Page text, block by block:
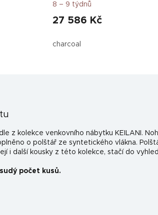
8 – 9 týdnů
27 586 Kč
charcoal
z kolekce venkovního nábytku KEILANI.
o polštář ze syntetického vlákna.
i další kousky z této kolekce, stačí do
počet kusů.